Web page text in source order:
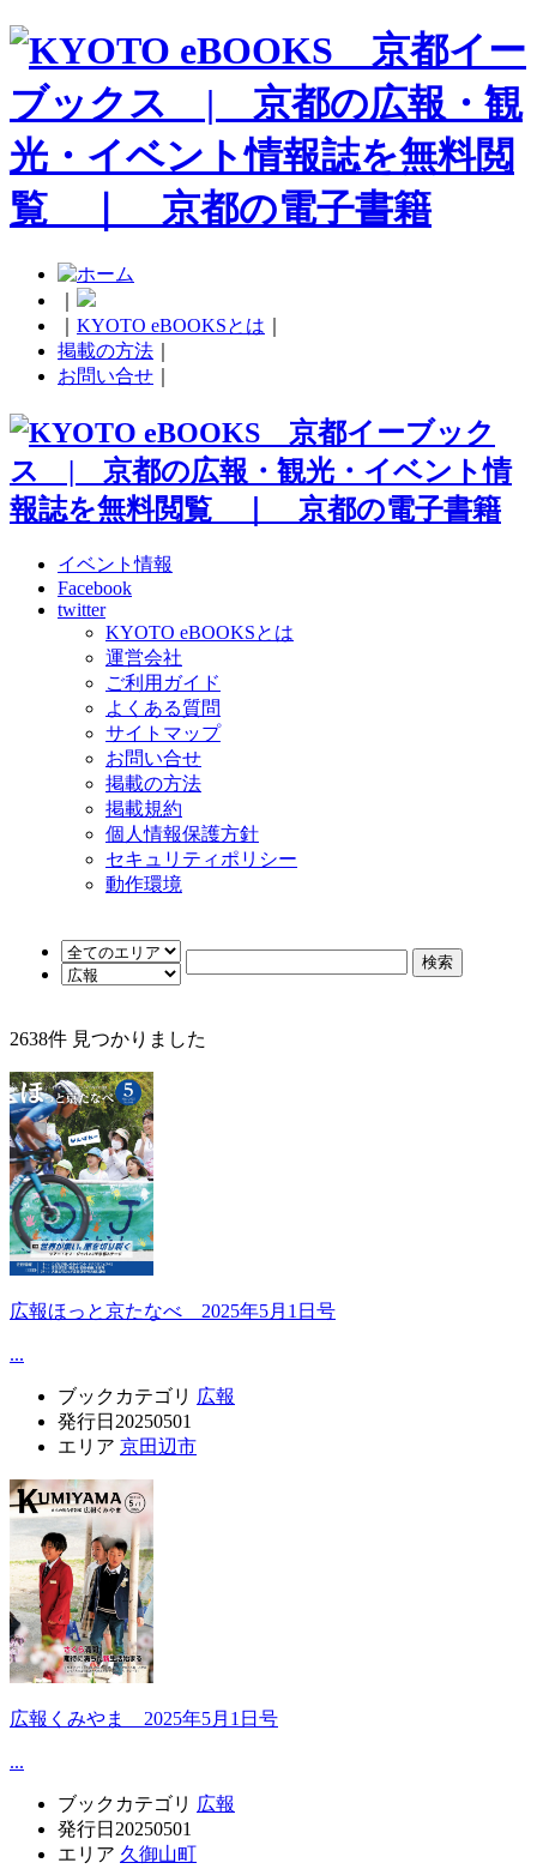
KYOTO eBOOKSとは
掲載の方法
お問い合せ
イベント情報
Facebook
twitter
KYOTO eBOOKSとは
運営会社
ご利用ガイド
よくある質問
サイトマップ
お問い合せ
掲載の方法
掲載規約
個人情報保護方針
セキュリティポリシー
動作環境
2638件 見つかりました
広報ほっと京たなべ 2025年5月1日号
...
ブックカテゴリ 広報
発行日 20250501
エリア 京田辺市
広報くみやま 2025年5月1日号
...
ブックカテゴリ 広報
発行日 20250501
エリア 久御山町